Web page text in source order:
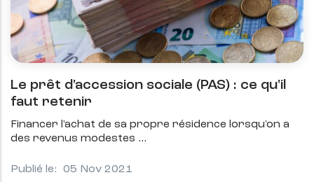
Le prêt d'accession sociale (PAS) : ce qu'il
faut retenir
Financer l'achat de sa propre résidence lorsqu'on a
des revenus modestes
Publié le: 05 Nov 2021